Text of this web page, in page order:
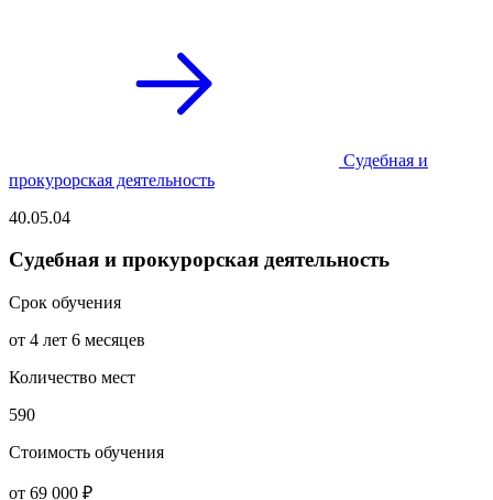
Судебная и
прокурорская деятельность
40.05.04
Судебная и прокурорская деятельность
Срок обучения
от 4 лет 6 месяцев
Количество мест
590
Стоимость обучения
от 69 000 ₽